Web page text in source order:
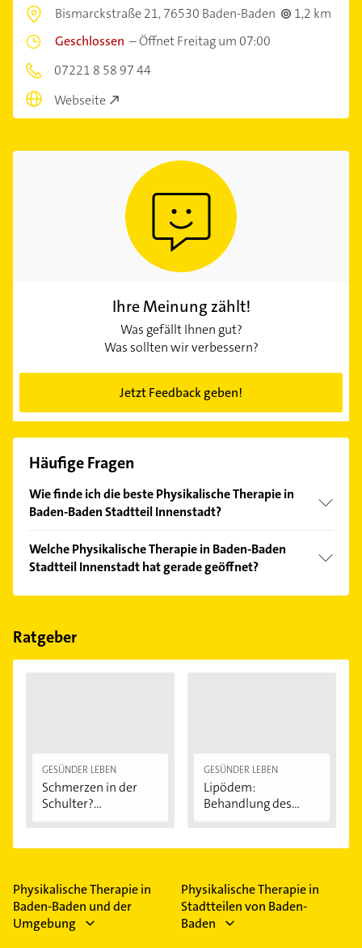
Bismarckstraße 21,76530 Baden-Baden
1,2 km
Geschlossen –Öffnet Freitag um 07:00
07221 8 58 97 44
Webseite
Ihre Meinung zählt!
Was gefällt Ihnen gut?
Was sollten wir verbessern?
Jetzt Feedback geben!
Häufige Fragen
Wie finde ich die beste Physikalische Therapie in
Baden-Baden Stadtteil Innenstadt?
Kundenmeinungen und profitieren Sie von den
Empfehlungen. Die Suchergebnisse können Sie sich
einfach nachBewertungensortiert anzeigen lassen.
Welche Physikalische Therapie in Baden-Baden
Stadtteil Innenstadt hat gerade geöffnet?
Im Anbieter-Bereich finden Sie alleÖffnungszeiten.
Feiertagen abweichen können.
Ratgeber
GESÜNDER LEBEN
Schmerzen in der
Schulter?
GESÜNDER LEBEN
Lipödem:
Behandlung des
Physikalische Therapie in
Baden-Baden und der
Umgebung
Physikalische Therapie in
Stadtteilen von Baden-
Baden